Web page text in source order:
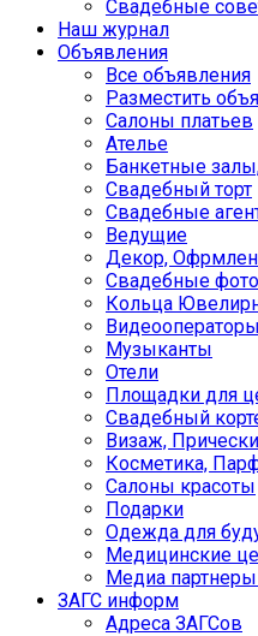
Свадебные
Наш журнал
Объявления
Все объявления
Разместить
Салоны платьев
Ателье
Банкетные
Свадебный торт
Свадебные
Ведущие
Декор,
Свадебные
Кольца
Видеооператоры
Музыканты
Отели
Площадки для
Свадебный
Визаж, Прически
Косметика,
Салоны красоты
Подарки
Одежда для
Медицинские
Медиа
ЗАГС информ
Адреса ЗАГСов